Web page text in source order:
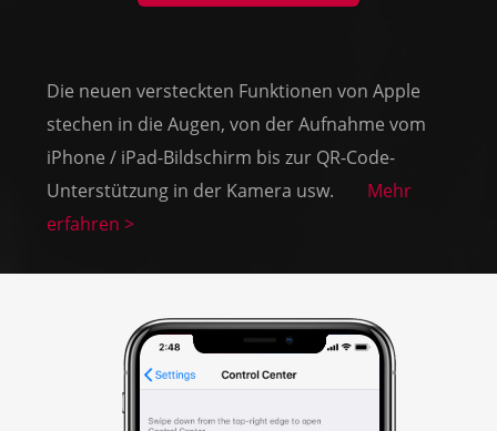
Die neuen versteckten Funktionen von Apple
stechen in die Augen, von der Aufnahme vom
iPhone / iPad-Bildschirm bis zur QR-Code-
Unterstützung in der Kamera usw.
Mehr
erfahren >